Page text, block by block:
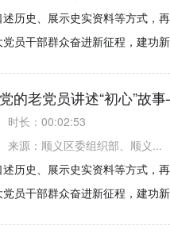
历史、展示史实资料等方式，
员干部群众奋进新征程，建功
的老党员讲述“初心”故
时长： 00:02:53
来源： 顺义区委组织部、顺义...
历史、展示史实资料等方式，
员干部群众奋进新征程，建功